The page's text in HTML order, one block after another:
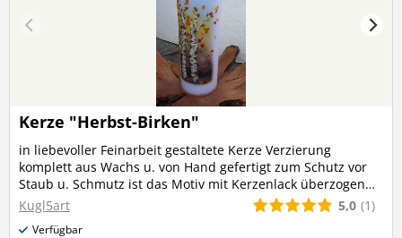
Kerze "Herbst-Birken"
in liebevoller Feinarbeit gestaltete Kerze Verzierung
komplett aus Wachs u. von Hand gefertigt zum Schutz vor
Staub u. Schmutz ist das Motiv mit Kerzenlack überzogen
Höhe ca. 28 cm Durchmesser ca. 8,5 cm (Versandkosten
werden bei mehreren Produkten nur einmalig berechnet)
Kugl5art 5,0 (1)
Verfügbar